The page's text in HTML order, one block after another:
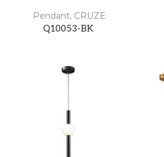
Pendant, CRUZE
Q10053-BK